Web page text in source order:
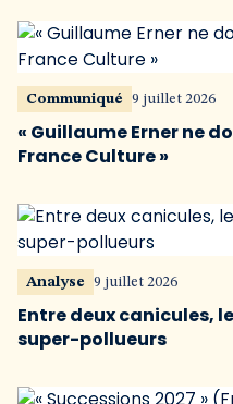
Communiqué 9 juillet 2026
« Guillaume Erner ne
France Culture »
Analyse 9 juillet 2026
Entre deux canicules,
super-pollueurs